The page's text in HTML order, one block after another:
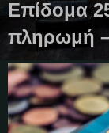
Επίδομα
πληρωμή –